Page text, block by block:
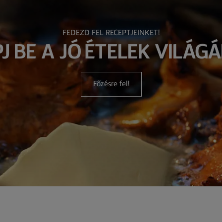
FEDEZD FEL RECEPTJEINKET!
BE A JÓ ÉTELEK
Főzésre fel!